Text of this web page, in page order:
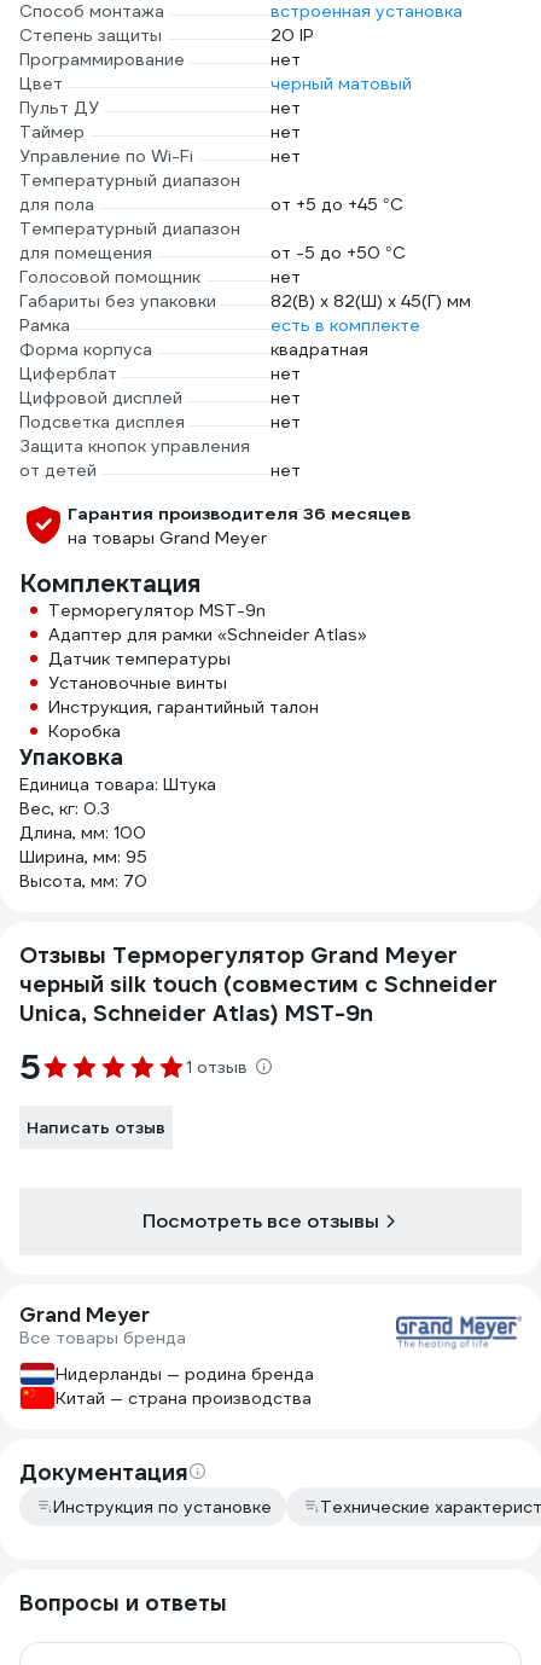
Способ монтажа
встроенная установка
Степень защиты
20 IP
Программирование
нет
Цвет
черный матовый
Пульт ДУ
нет
Таймер
нет
Управление по Wi-Fi
нет
Температурный диапазон
для пола
от +5 до +45 °С
Температурный диапазон
для помещения
от -5 до +50 °С
Голосовой помощник
нет
Габариты без упаковки
82(В) x 82(Ш) x 45(Г) мм
Рамка
есть в комплекте
Форма корпуса
квадратная
Циферблат
нет
Цифровой дисплей
нет
Подсветка дисплея
нет
Защита кнопок управления
от детей
нет
Гарантия производителя 36 месяцев
на товары Grand Meyer
Комплектация
Терморегулятор MST-9n
Адаптер для рамки «Schneider Atlas»
Датчик температуры
Установочные винты
Инструкция, гарантийный талон
Коробка
Упаковка
Единица товара: Штука
Вес, кг: 0.3
Длина, мм: 100
Ширина, мм: 95
Высота, мм: 70
Отзывы Терморегулятор Grand Meyer
черный silk touch (совместим с Schneider
Unica, Schneider Atlas) MST-9n
5 1 отзыв
Написать отзыв
Посмотреть все отзывы
Grand Meyer
Все товары бренда
Нидерланды — родина бренда
Китай — страна производства
Документация
Инструкция по установке Технические
Вопросы и ответы